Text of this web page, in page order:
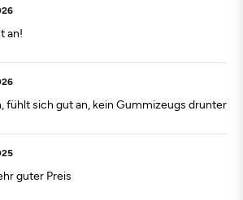
an!
fühlt sich gut an, kein Gummizeugs drunter
guter Preis